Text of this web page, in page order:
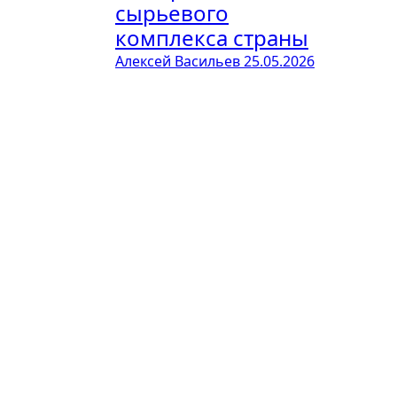
сырьевого
комплекса страны
Алексей Васильев25.05.2026